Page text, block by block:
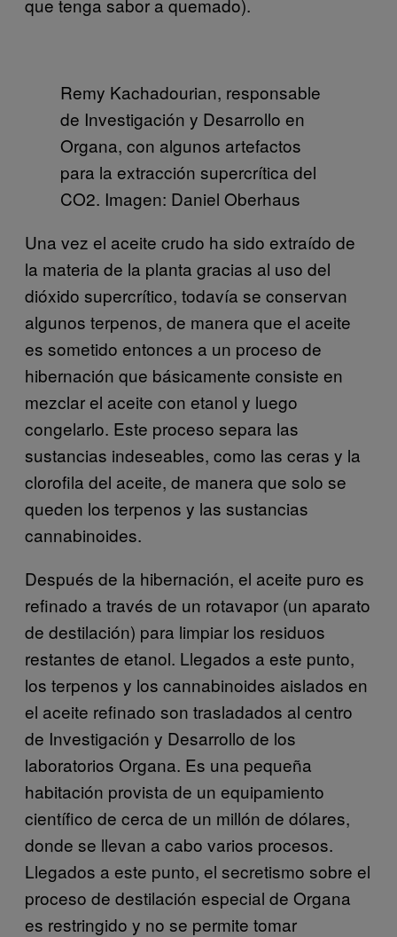
Remy Kachadourian, responsable
de Investigación y Desarrollo en
Organa, con algunos artefactos
para la extracción supercrítica del
CO2. Imagen: Daniel Oberhaus
Una vez el aceite crudo ha sido extraído de
la materia de la planta gracias al uso del
dióxido supercrítico, todavía se conservan
algunos terpenos, de manera que el aceite
es sometido entonces a un proceso de
hibernación que básicamente consiste en
mezclar el aceite con etanol y luego
congelarlo. Este proceso separa las
sustancias indeseables, como las ceras y la
clorofila del aceite, de manera que solo se
queden los terpenos y las sustancias
cannabinoides.
Después de la hibernación, el aceite puro es
refinado a través de un rotavapor (un aparato
de destilación) para limpiar los residuos
restantes de etanol. Llegados a este punto,
los terpenos y los cannabinoides aislados en
el aceite refinado son trasladados al centro
de Investigación y Desarrollo de los
laboratorios Organa. Es una pequeña
habitación provista de un equipamiento
científico de cerca de un millón de dólares,
donde se llevan a cabo varios procesos.
Llegados a este punto, el secretismo sobre el
proceso de destilación especial de Organa
es restringido y no se permite tomar